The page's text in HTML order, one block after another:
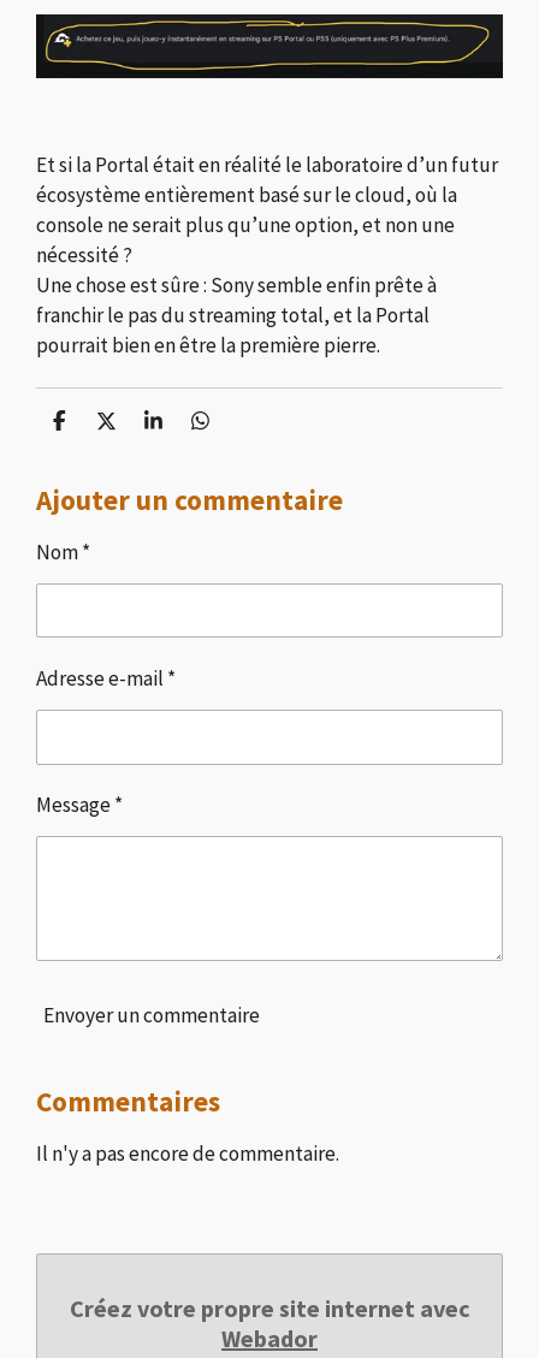
Et si la Portal était en réalité le laboratoire d’un futur
écosystème entièrement basé sur le cloud, où la
console ne serait plus qu’une option, et non une
nécessité ?
Une chose est sûre : Sony semble enfin prête à
franchir le pas du streaming total, et la Portal
pourrait bien en être la première pierre.
P
t
a
e
r
P
t
a
r
P
t
a
r
P
t
a
r
Ajouter un commentaire
Nom *
Adresse e-mail *
Message *
Envoyer un commentaire
Commentaires
Il n'y a pas encore de commentaire.
Créez votre propre site internet avec
Webador